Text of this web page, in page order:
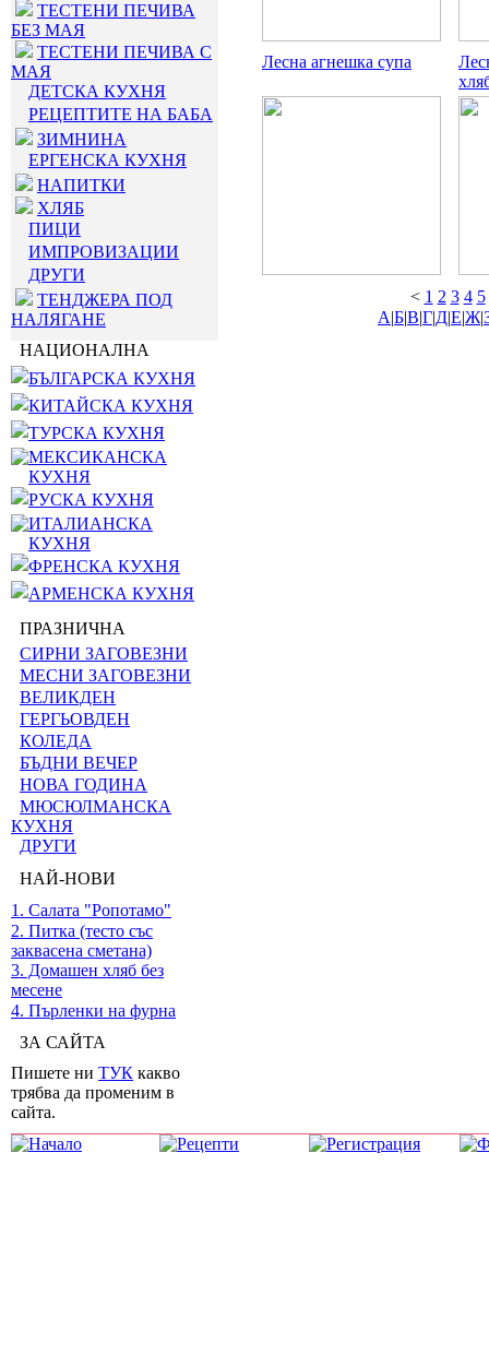
ТЕСТЕНИ ПЕЧИВА
БЕЗ МАЯ
ТЕСТЕНИ ПЕЧИВА С
МАЯ
ДЕТСКА КУХНЯ
РЕЦЕПТИТЕ НА БАБА
ЗИМНИНА
ЕРГЕНСКА КУХНЯ
НАПИТКИ
ХЛЯБ
ПИЦИ
ИМПРОВИЗАЦИИ
ДРУГИ
ТЕНДЖЕРА ПОД
НАЛЯГАНЕ
НАЦИОНАЛНА
БЪЛГАРСКА КУХНЯ
КИТАЙСКА КУХНЯ
ТУРСКА КУХНЯ
МЕКСИКАНСКА
КУХНЯ
РУСКА КУХНЯ
ИТАЛИАНСКА
КУХНЯ
ФРЕНСКА КУХНЯ
АРМЕНСКА КУХНЯ
ПРАЗНИЧНА
СИРНИ ЗАГОВЕЗНИ
МЕСНИ ЗАГОВЕЗНИ
ВЕЛИКДЕН
ГЕРГЬОВДЕН
КОЛЕДА
БЪДНИ ВЕЧЕР
НОВА ГОДИНА
МЮСЮЛМАНСКА
КУХНЯ
ДРУГИ
НАЙ-НОВИ
1. Салата "Ропотамо"
2. Питка (тесто със
заквасена сметана)
3. Домашен хляб без
месене
4. Пърленки на фурна
ЗА САЙТА
Пишете ни ТУК какво
трябва да променим в
сайта.
Лесна агнешка супа
< 1 2 3 4 5
А|Б|В|Г|Д|Е|Ж|